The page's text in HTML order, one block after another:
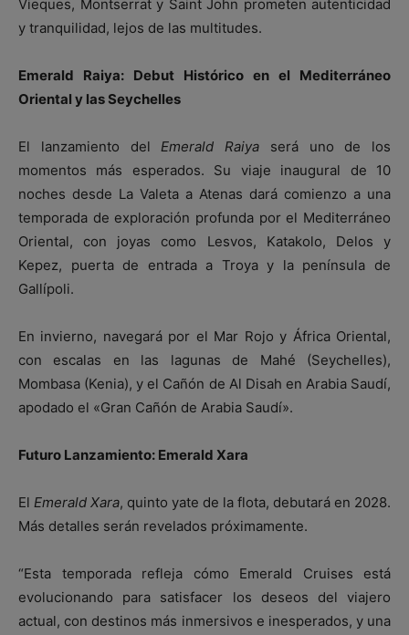
Vieques, Montserrat y Saint John prometen autenticidad
y tranquilidad, lejos de las multitudes.
Emerald Raiya: Debut Histórico en el Mediterráneo
Oriental y las Seychelles
El lanzamiento delEmerald Raiya será uno de los
momentos más esperados. Su viaje inaugural de 10
noches desde La Valeta a Atenas dará comienzo a una
temporada de exploración profunda por el Mediterráneo
Oriental, con joyas como Lesvos, Katakolo, Delos y
Kepez, puerta de entrada a Troya y la península de
Gallípoli.
En invierno, navegará por el Mar Rojo y África Oriental,
con escalas en las lagunas de Mahé (Seychelles),
Mombasa (Kenia), y el Cañón de Al Disah en Arabia Saudí,
apodado el «Gran Cañón de Arabia Saudí».
Futuro Lanzamiento: Emerald Xara
El Emerald Xara, quinto yate de la flota, debutará en 2028.
Más detalles serán revelados próximamente.
“Esta temporada refleja cómo Emerald Cruises está
evolucionando para satisfacer los deseos del viajero
actual, con destinos más inmersivos e inesperados, y una